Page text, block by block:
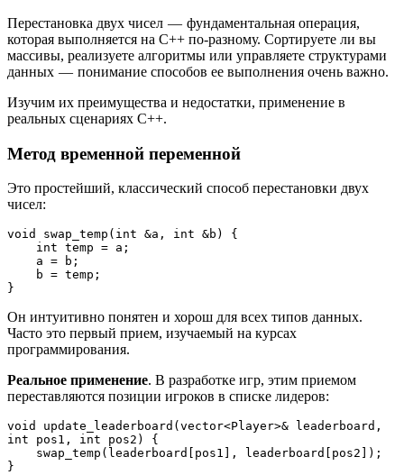
Перестановка двух чисел — фундаментальная операция,
которая выполняется на C++ по-разному. Сортируете ли вы
массивы, реализуете алгоритмы или управляете структурами
данных — понимание способов ее выполнения очень важно.
Изучим их преимущества и недостатки, применение в
реальных сценариях C++.
Метод временной переменной
Это простейший, классический способ перестановки двух
чисел:
void swap_temp(int &a, int &b) {
    int temp = a;
    a = b;
    b = temp;
}
Он интуитивно понятен и хорош для всех типов данных.
Часто это первый прием, изучаемый на курсах
программирования.
Реальное применение. В разработке игр, этим приемом
переставляются позиции игроков в списке лидеров:
void update_leaderboard(vector<Player>& leaderboard,
int pos1, int pos2) {
    swap_temp(leaderboard[pos1], leaderboard[pos2]);
}